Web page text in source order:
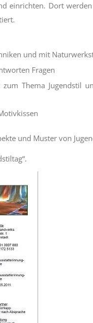
einrichten. Dort
und mit
Fragen
Thema Jugendstil
und Muster von